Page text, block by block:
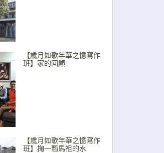
【歲月如歌年華之憶寫作
班】家的回顧
【歲月如歌年華之憶寫作
班】掬一瓢馬祖的水